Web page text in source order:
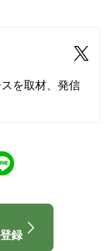
を取材、発信
録